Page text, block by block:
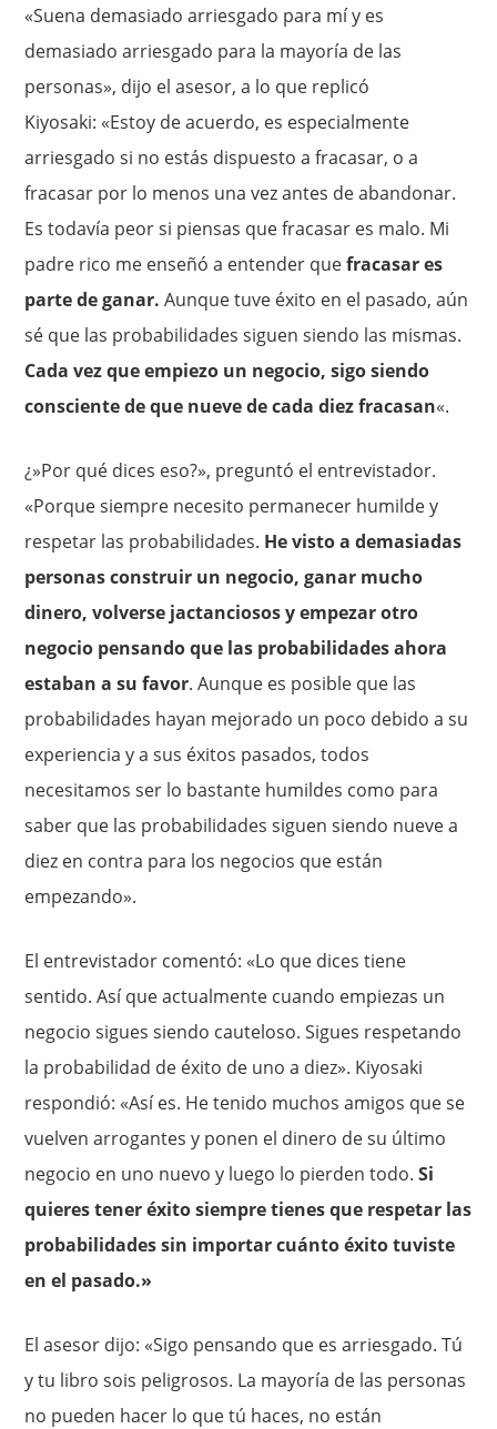
«Suena demasiado arriesgado para mí y es
demasiado arriesgado para la mayoría de las
personas», dijo el asesor, a lo que replicó
Kiyosaki: «Estoy de acuerdo, es especialmente
arriesgado si no estás dispuesto a fracasar, o a
fracasar por lo menos una vez antes de abandonar.
Es todavía peor si piensas que fracasar es malo. Mi
padre rico me enseñó a entender quefracasar es
parte de ganar. Aunque tuve éxito en el pasado, aún
sé que las probabilidades siguen siendo las mismas.
Cada vez que empiezo un negocio, sigo siendo
consciente de que nueve de cada diez fracasan«.
¿»Por qué dices eso?», preguntó el entrevistador.
«Porque siempre necesito permanecer humilde y
respetar las probabilidades. He visto a demasiadas
personas construir un negocio, ganar mucho
dinero, volverse jactanciosos y empezar otro
negocio pensando que las probabilidades ahora
estaban a su favor. Aunque es posible que las
probabilidades hayan mejorado un poco debido a su
experiencia y a sus éxitos pasados, todos
necesitamos ser lo bastante humildes como para
saber que las probabilidades siguen siendo nueve a
diez en contra para los negocios que están
empezando».
El entrevistador comentó: «Lo que dices tiene
sentido. Así que actualmente cuando empiezas un
negocio sigues siendo cauteloso. Sigues respetando
la probabilidad de éxito de uno a diez». Kiyosaki
respondió: «Así es. He tenido muchos amigos que se
vuelven arrogantes y ponen el dinero de su último
negocio en uno nuevo y luego lo pierden todo.Si
quieres tener éxito siempre tienes que respetar las
probabilidades sin importar cuánto éxito tuviste
en el pasado.»
El asesor dijo: «Sigo pensando que es arriesgado. Tú
y tu libro sois peligrosos. La mayoría de las personas
no pueden hacer lo que tú haces, no están